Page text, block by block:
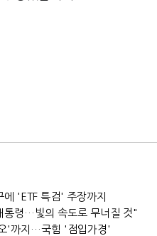
'ETF 특검' 주장까지
통령…빛의 속도로 무너질 것"
'까지…국힘 '점입가경'